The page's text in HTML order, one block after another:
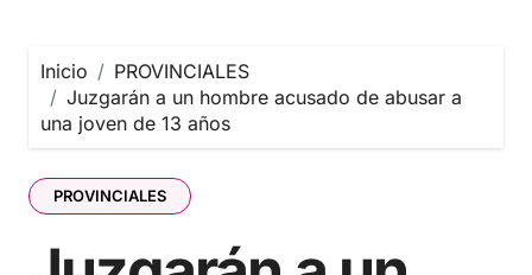
Inicio
PROVINCIALES
Juzgarán a un hombre acusado de abusar a
una joven de 13 años
PROVINCIALES